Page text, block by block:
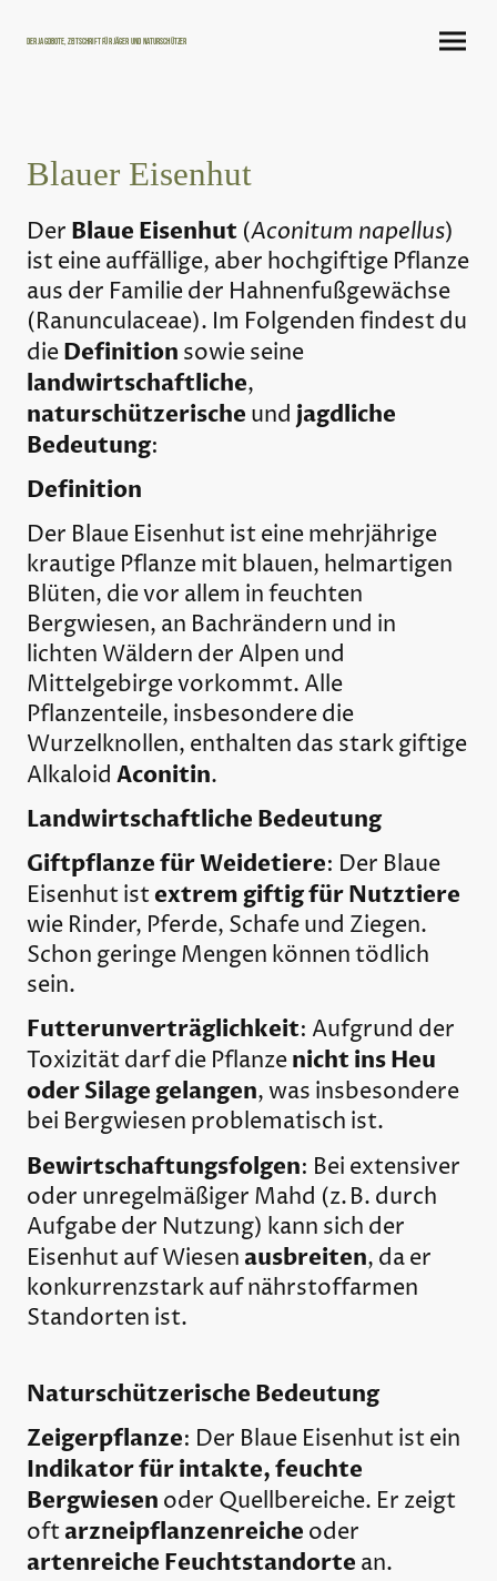
Der Jagdbote, Zeitschrift für Jäger und Naturschützer
Blauer Eisenhut
Der Blaue Eisenhut (Aconitum napellus)
ist eine auffällige, aber hochgiftige Pflanze
aus der Familie der Hahnenfußgewächse
(Ranunculaceae). Im Folgenden findest du
dieDefinition sowie seine
landwirtschaftliche,
naturschützerische und jagdliche
Bedeutung:
Definition
Der Blaue Eisenhut ist eine mehrjährige
krautige Pflanze mit blauen, helmartigen
Blüten, die vor allem in feuchten
Bergwiesen, an Bachrändern und in
lichten Wäldern der Alpen und
Mittelgebirge vorkommt. Alle
Pflanzenteile, insbesondere die
Wurzelknollen, enthalten das stark giftige
Alkaloid Aconitin.
Landwirtschaftliche Bedeutung
Giftpflanze für Weidetiere: Der Blaue
Eisenhut istextrem giftig für Nutztiere
wie Rinder, Pferde, Schafe und Ziegen.
Schon geringe Mengen können tödlich
sein.
Futterunverträglichkeit: Aufgrund der
Toxizität darf die Pflanzenicht ins Heu
oder Silage gelangen, was insbesondere
bei Bergwiesen problematisch ist.
Bewirtschaftungsfolgen: Bei extensiver
oder unregelmäßiger Mahd (z. B. durch
Aufgabe der Nutzung) kann sich der
Eisenhut auf Wiesen ausbreiten, da er
konkurrenzstark auf nährstoffarmen
Standorten ist.
Naturschützerische Bedeutung
Zeigerpflanze: Der Blaue Eisenhut ist ein
Indikator für intakte, feuchte
Bergwiesen oder Quellbereiche. Er zeigt
oftarzneipflanzenreiche oder
artenreiche Feuchtstandorte an.